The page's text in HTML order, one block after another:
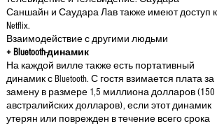
Саншайн и Саудара Лав также имеют доступ к
Netflix.
Взаимодействие с другими людьми
+ Bluetooth-динамик
На каждой вилле также есть портативный
динамик с Bluetooth. С гостя взимается плата за
замену в размере 1,5 миллиона долларов (150
австралийских долларов), если этот динамик
утерян или поврежден в течение всего срока